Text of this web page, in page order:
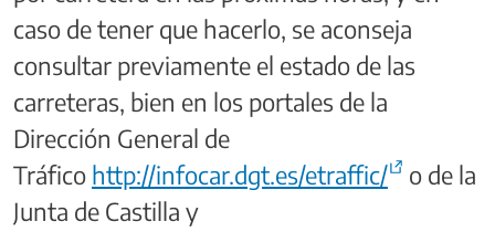
caso de tener que hacerlo, se aconseja
consultar previamente el estado de las
carreteras, bien en los portales de la
Dirección General de
Tráfico http://infocar.dgt.es/etraffic/
o de la
Junta de Castilla y